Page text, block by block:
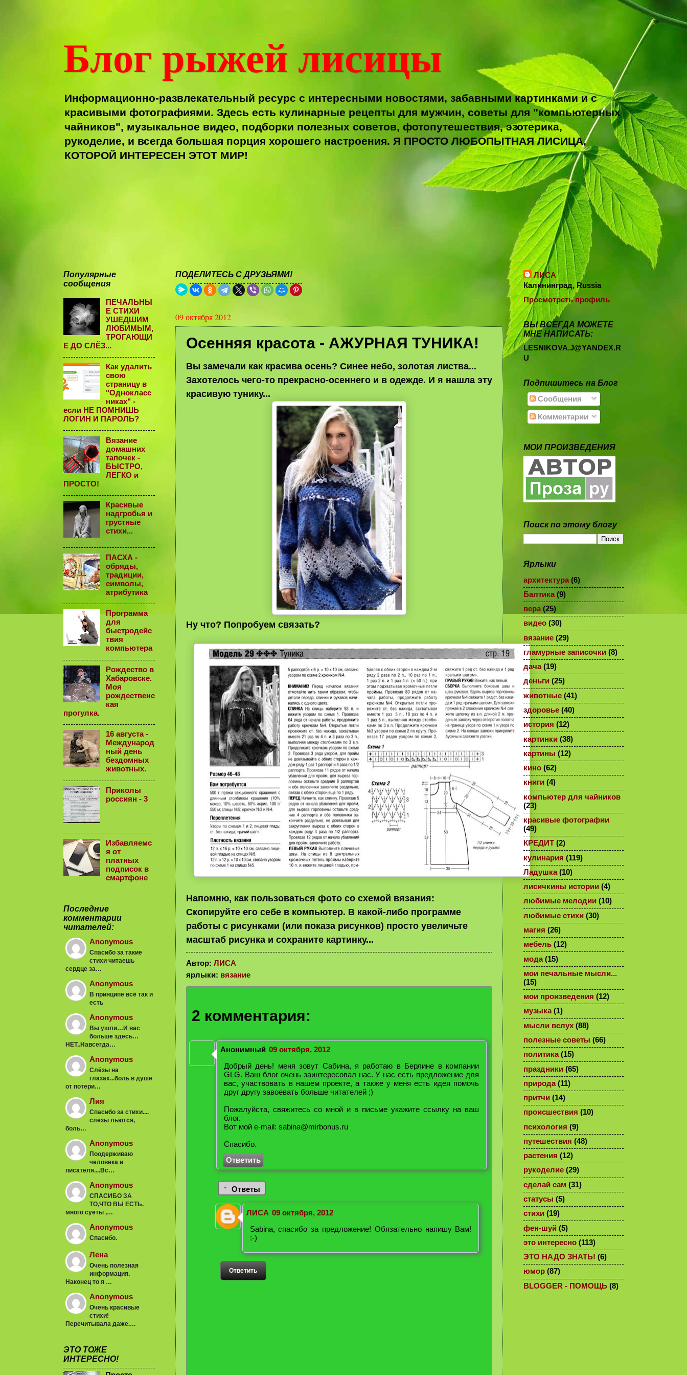
Блог рыжей лисицы
Информационно-развлекательный ресурс с интересными новостями, забавными картинками и с
красивыми фотографиями. Здесь есть кулинарные рецепты для мужчин, советы для "компьютерных
чайников", музыкальное видео, подборки полезных советов, фотопутешествия, эзотерика,
рукоделие, и всегда большая порция хорошего настроения. Я ПРОСТО ЛЮБОПЫТНАЯ ЛИСИЦА,
КОТОРОЙ ИНТЕРЕСЕН ЭТОТ МИР!
ПОДЕЛИТЕСЬ С ДРУЗЬЯМИ!
09 октября 2012
Осенняя красота - АЖУРНАЯ ТУНИКА!
Вы замечали как красива осень? Синее небо, золотая листва...
Захотелось чего-то прекрасно-осеннего и в одежде. И я нашла эту
красивую тунику...
Ну что? Попробуем связать?
Напомню, как пользоваться фото со схемой вязания:
Скопируйте его себе в компьютер. В какой-либо программе
работы с рисунками (или показа рисунков) просто увеличьте
масштаб рисунка и сохраните картинку...
Автор: ЛИСА
ярлыки: вязание
2 комментария:
Анонимный 09 октября, 2012
Добрый день! меня зовут Сабина, я работаю в Берлине в компании
GLG. Ваш блог очень заинтересовал нас. У нас есть предложение для
вас, участвовать в нашем проекте, а также у меня есть идея помочь
друг другу завоевать больше читателей ;)
Пожалуйста, свяжитесь со мной и в письме укажите ссылку на ваш
блог.
Вот мой e-mail: sabina@mirbonus.ru
Спасибо.
Ответить
Ответы
ЛИСА 09 октября, 2012
Sabina, спасибо за предложение! Обязательно напишу Вам!
:-)
Ответить
Популярные
сообщения
ПЕЧАЛЬНЫ
Е СТИХИ
УШЕДШИМ
ЛЮБИМЫМ,
ТРОГАЮЩИ
Е ДО СЛЁЗ...
Как удалить
свою
страницу в
"Однокласс
никах" -
если НЕ ПОМНИШЬ
ЛОГИН И ПАРОЛЬ?
Вязание
домашних
тапочек -
БЫСТРО,
ЛЕГКО и
ПРОСТО!
Красивые
надгробья и
грустные
стихи...
ПАСХА -
обряды,
традиции,
символы,
атрибутика
Программа
для
быстродейс
твия
компьютера
Рождество в
Хабаровске.
Моя
рождественс
кая
прогулка.
16 августа -
Международ
ный день
бездомных
животных.
Приколы
россиян - 3
Избавляемс
я от
платных
подписок в
смартфоне
Последние
комментарии
читателей:
Anonymous
Спасибо за такие
стихи читаешь
сердце за…
Anonymous
В принципе всё так и
есть
Anonymous
Вы ушли…И вас
больше здесь…
НЕТ..Навсегда…
Anonymous
Слёзы на
глазах...боль в душе
от потери…
Лия
Спасибо за стихи....
слёзы льются,
боль…
Anonymous
Поодерживаю
человека и
писателя....Вс…
Anonymous
СПАСИБО ЗА
ТО,ЧТО ВЫ ЕСТЬ.
много суеты ,…
Anonymous
Спасибо.
Лена
Очень полезная
информация.
Наконец то я …
Anonymous
Очень красивые
стихи!
Перечитывала даже.…
ЭТО ТОЖЕ
ИНТЕРЕСНО!
ЛИСА
Калининград, Russia
Просмотреть профиль
ВЫ ВСЕГДА МОЖЕТЕ
МНЕ НАПИСАТЬ:
LESNIKOVA.J@YANDEX.R
U
Подпишитесь на Блог
Сообщения
Комментарии
МОИ ПРОИЗВЕДЕНИЯ
Поиск по этому блогу
Ярлыки
архитектура (6)
Балтика (9)
вера (25)
видео (30)
вязание (29)
гламурные записочки (8)
дача (19)
деньги (25)
животные (41)
здоровье (40)
история (12)
картинки (38)
картины (12)
кино (62)
книги (4)
компьютер для чайников
(23)
красивые фотографии
(49)
КРЕДИТ (2)
кулинария (119)
Ладушка (10)
лисичкины истории (4)
любимые мелодии (10)
любимые стихи (30)
магия (26)
мебель (12)
мода (15)
мои печальные мысли...
(15)
мои произведения (12)
музыка (1)
мысли вслух (88)
полезные советы (66)
политика (15)
праздники (65)
природа (11)
притчи (14)
происшествия (10)
психология (9)
путешествия (48)
растения (12)
рукоделие (29)
сделай сам (31)
статусы (5)
стихи (19)
фен-шуй (5)
это интересно (113)
ЭТО НАДО ЗНАТЬ! (6)
юмор (87)
BLOGGER - ПОМОЩЬ (8)